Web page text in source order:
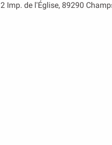
2 Imp. de l'Église, 89290